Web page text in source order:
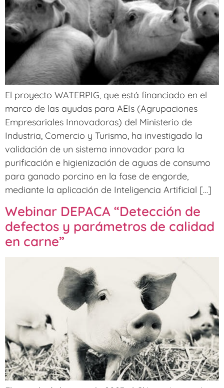
El proyecto WATERPIG, que está financiado en el
marco de las ayudas para AEIs (Agrupaciones
Empresariales Innovadoras) del Ministerio de
Industria, Comercio y Turismo, ha investigado la
validación de un sistema innovador para la
purificación e higienización de aguas de consumo
para ganado porcino en la fase de engorde,
mediante la aplicación de Inteligencia Artificial […]
Webinar DEPACA “Detección de
defectos y parámetros de calidad
en carne”